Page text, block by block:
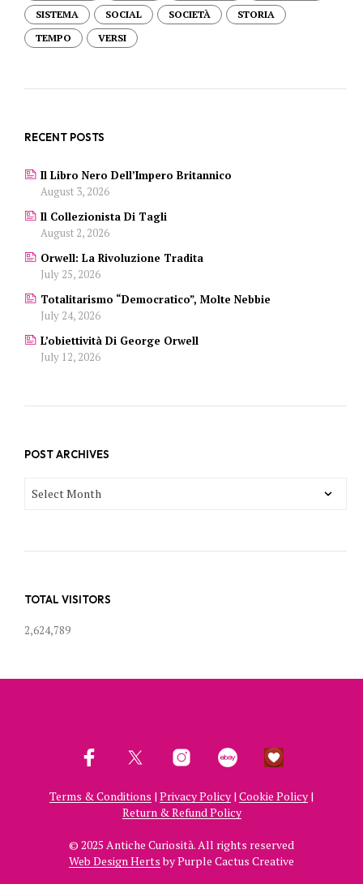
SISTEMA
SOCIAL SOCIETÀ
STORIA
TEMPO
VERSI
RECENT POSTS
Il Libro Nero Dell’Impero Britannico
August 3, 2026
Il Collezionista Di Tagli
August 2, 2026
Orwell: La Rivoluzione Tradita
July 25, 2026
Totalitarismo “democratico”, Molte Nebbie
July 24, 2026
L’obiettività Di George Orwell
July 12, 2026
POST ARCHIVES
POST
TOTAL VISITORS
2,624,789
Terms & Conditions | Privacy Policy | Cookie Policy |
Return & Refund Policy
© 2025 Antiche Curiosità. All rights reserved
Web Design Hertsby Purple Cactus Creative